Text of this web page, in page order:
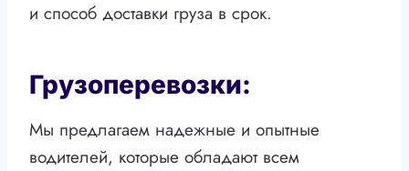
и способ доставки груза в срок.
Грузоперевозки:
Мы предлагаем надежные и опытные
водителей, которые обладают всем